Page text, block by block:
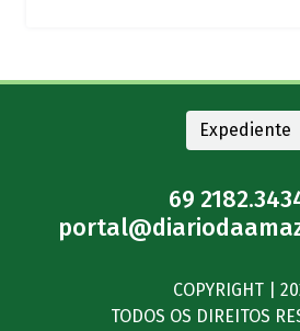
Expediente
69
COPYRIGHT |
TODOS OS DIREITOS